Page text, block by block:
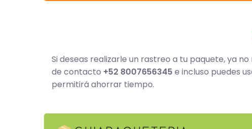
Si deseas realizarle un rastreo a tu paquete, ya
de contacto +52 8007656345 e incluso puedes
permitirá ahorrar tiempo.